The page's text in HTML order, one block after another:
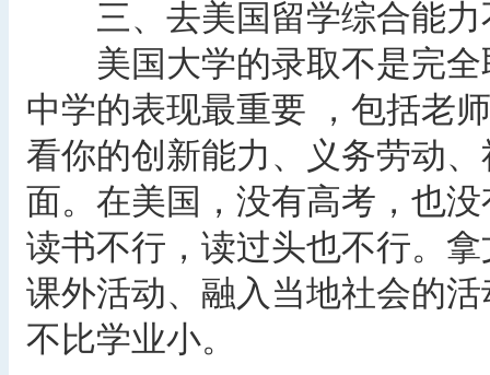
三、去美国留学综合能力
美国大学的录取不是完全
中学的表现最重要 ，包括老
看你的创新能力、义务劳动
面。在美国，没有高考，也
读书不行，读过头也不行。
课外活动、融入当地社会的
不比学业小。